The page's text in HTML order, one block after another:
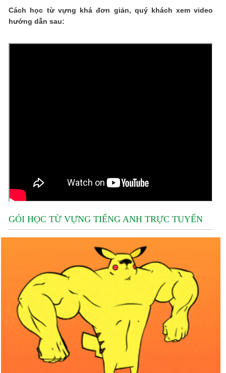
Cách học từ vựng khá đơn giản, quý khách xem video
hướng dẫn sau:
GÓI HỌC TỪ VỰNG TIẾNG ANH TRỰC TUYẾN